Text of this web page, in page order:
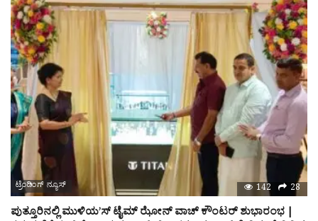
ಟ್ರೆಂಡಿಂಗ್ ನ್ಯೂಸ್ 142 28
ಪುತ್ತೂರಿನಲ್ಲಿ ಮುಳಿಯ’ಸ್ ಟೈಮ್ ಝೋನ್ ವಾಚ್ ಕೌಂಟರ್ ಶುಭಾರಂಭ |